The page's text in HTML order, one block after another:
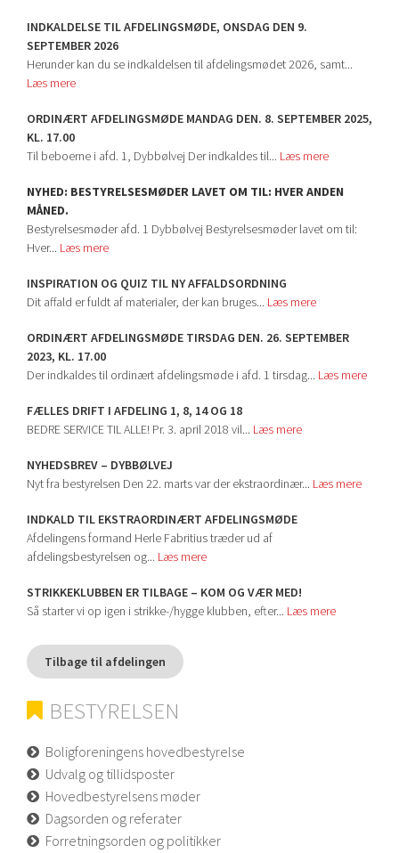
INDKALDELSE TIL AFDELINGSMØDE, ONSDAG DEN 9.
SEPTEMBER 2026
Herunder kan du se indkaldelsen til afdelingsmødet 2026, samt...
Læs mere
ORDINÆRT AFDELINGSMØDE MANDAG DEN. 8. SEPTEMBER 2025,
KL. 17.00
Til beboerne i afd. 1, Dybbølvej Der indkaldes til... Læs mere
NYHED: BESTYRELSESMØDER LAVET OM TIL: HVER ANDEN
MÅNED.
Bestyrelsesmøder afd. 1 Dybbølvej Bestyrelsesmøder lavet om til:
Hver... Læs mere
INSPIRATION OG QUIZ TIL NY AFFALDSORDNING
Dit affald er fuldt af materialer, der kan bruges... Læs mere
ORDINÆRT AFDELINGSMØDE TIRSDAG DEN. 26. SEPTEMBER
2023, KL. 17.00
Der indkaldes til ordinært afdelingsmøde i afd. 1 tirsdag... Læs mere
FÆLLES DRIFT I AFDELING 1, 8, 14 OG 18
BEDRE SERVICE TIL ALLE! Pr. 3. april 2018 vil... Læs mere
NYHEDSBREV – DYBBØLVEJ
Nyt fra bestyrelsen Den 22. marts var der ekstraordinær... Læs mere
INDKALD TIL EKSTRAORDINÆRT AFDELINGSMØDE
Afdelingens formand Herle Fabritius træder ud af
afdelingsbestyrelsen og... Læs mere
STRIKKEKLUBBEN ER TILBAGE – KOM OG VÆR MED!
Så starter vi op igen i strikke-/hygge klubben, efter... Læs mere
Tilbage til afdelingen
BESTYRELSEN
Boligforeningens hovedbestyrelse
Udvalg og tillidsposter
Hovedbestyrelsens møder
Dagsorden og referater
Forretningsorden og politikker